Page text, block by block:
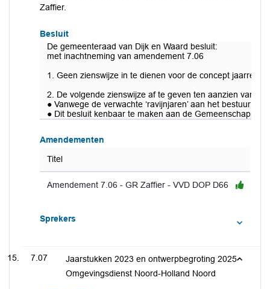
Zaffier.
Besluit
De gemeenteraad van Dijk en Waard besluit:
met inachtneming van amendement 7.06
1. Geen zienswijze in te dienen voor de concept
2. De volgende zienswijze af te geven ten aanzien van
● Vanwege de verwachte ‘ravijnjaren’ aan het bestuur
● Dit besluit kenbaar te maken aan de
Amendementen
Titel
Amendement 7.06 - GR Zaffier - VVD DOP D66
Sprekers
7.07
Jaarstukken 2023 en ontwerpbegroting 2025
Omgevingsdienst Noord-Holland Noord